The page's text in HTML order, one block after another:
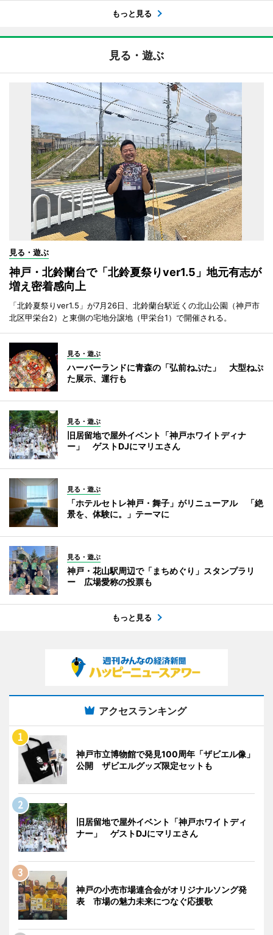
もっと見る
見る・遊ぶ
見る・遊ぶ
神戸・北鈴蘭台で「北鈴夏祭りver1.5」地元有志が
増え密着感向上
「北鈴夏祭りver1.5」が7月26日、北鈴蘭台駅近くの北山公園（神戸市
北区甲栄台2）と東側の宅地分譲地（甲栄台1）で開催される。
見る・遊ぶ
ハーバーランドに青森の「弘前ねぷた」 大型ねぷ
た展示、運行も
見る・遊ぶ
旧居留地で屋外イベント「神戸ホワイトディナ
ー」 ゲストDJにマリエさん
見る・遊ぶ
「ホテルセトレ神戸・舞子」がリニューアル 「絶
景を、体験に。」テーマに
見る・遊ぶ
神戸・花山駅周辺で「まちめぐり」スタンプラリ
ー 広場愛称の投票も
もっと見る
アクセスランキング
神戸市立博物館で発見100周年「ザビエル像」
公開 ザビエルグッズ限定セットも
旧居留地で屋外イベント「神戸ホワイトディ
ナー」 ゲストDJにマリエさん
神戸の小売市場連合会がオリジナルソング発
表 市場の魅力未来につなぐ応援歌